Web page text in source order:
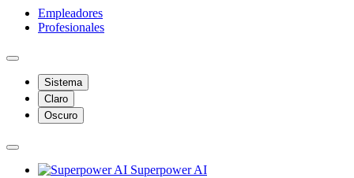
Empleadores
Profesionales
Sistema
Claro
Oscuro
Superpower AI